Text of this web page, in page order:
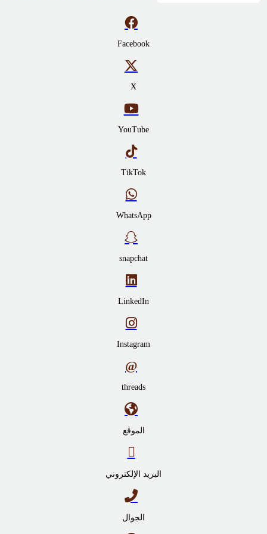
Facebook
X
YouTube
TikTok
WhatsApp
snapchat
LinkedIn
Instagram
threads
الموقع
البريد الإلكتروني
الجوال